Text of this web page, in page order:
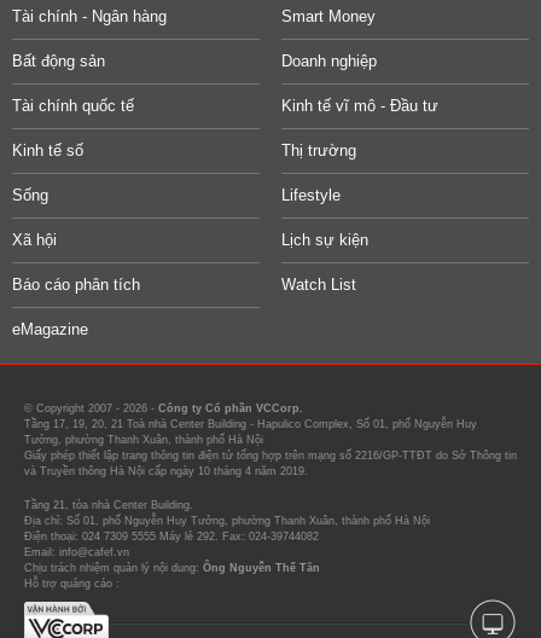
Tài chính - Ngân hàng Smart Money
Bất động sản Doanh nghiệp
Tài chính quốc tế Kinh tế vĩ mô - Đầu tư
Kinh tế số Thị trường
Sống Lifestyle
Xã hội Lịch sự kiện
Báo cáo phân tích Watch List
eMagazine
© Copyright 2007 - 2026 - Công ty Cổ phần VCCorp.
Tầng 17, 19, 20, 21 Toà nhà Center Building - Hapulico Complex, Số 01, phố Nguyễn Huy
Tưởng, phường Thanh Xuân, thành phố Hà Nội
Giấy phép thiết lập trang thông tin điện tử tổng hợp trên mạng số 2216/GP-TTĐT do Sở Thông tin
và Truyền thông Hà Nội cấp ngày 10 tháng 4 năm 2019.
Tầng 21, tòa nhà Center Building.
Địa chỉ: Số 01, phố Nguyễn Huy Tưởng, phường Thanh Xuân, thành phố Hà Nội
Điện thoại: 024 7309 5555 Máy lẻ 292. Fax: 024-39744082
Email: info@cafef.vn
Chịu trách nhiệm quản lý nội dung: Ông Nguyễn Thế Tân
Hỗ trợ quảng cáo :